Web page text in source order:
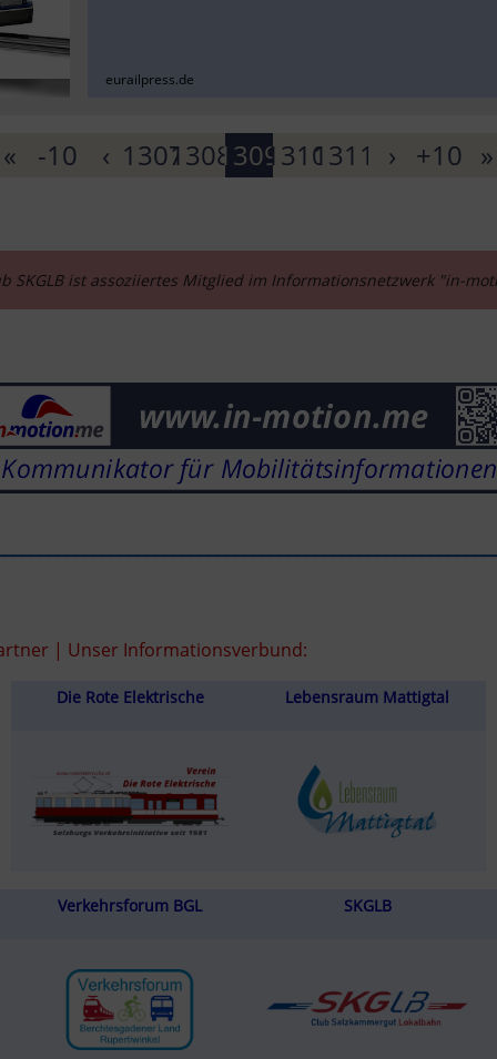
eurailpress.de
« -10 ‹ 13071308130913101311 › +10 »
SKGLB ist assoziiertes Mitglied im Informationsnetzwerk "in-
| Unser Informationsverbund:
Die Rote Elektrische Lebensraum Mattigtal
Verkehrsforum BGL SKGLB